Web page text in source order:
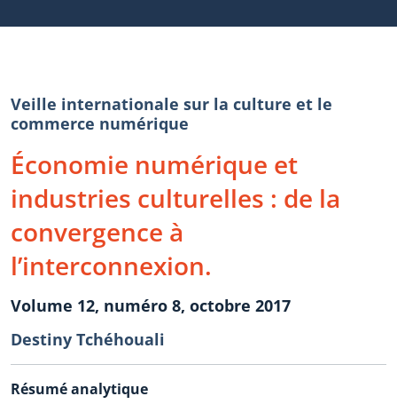
Veille internationale sur la culture et le
commerce numérique
Économie numérique et
industries culturelles : de la
convergence à
l’interconnexion.
Volume 12, numéro 8, octobre 2017
Destiny Tchéhouali
Résumé analytique